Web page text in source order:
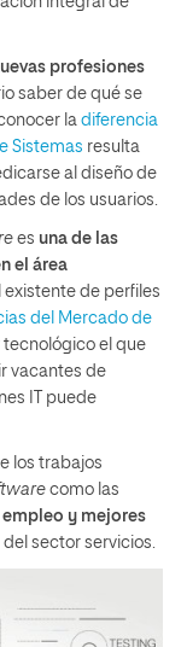
profesiones
saber de qué se
la diferencia
Sistemas resulta
al diseño de
de los usuarios.
es una de las
el área
existente de perfiles
del Mercado de
tecnológico el que
vacantes de
IT puede
los trabajos
como las
y mejores
sector servicios.